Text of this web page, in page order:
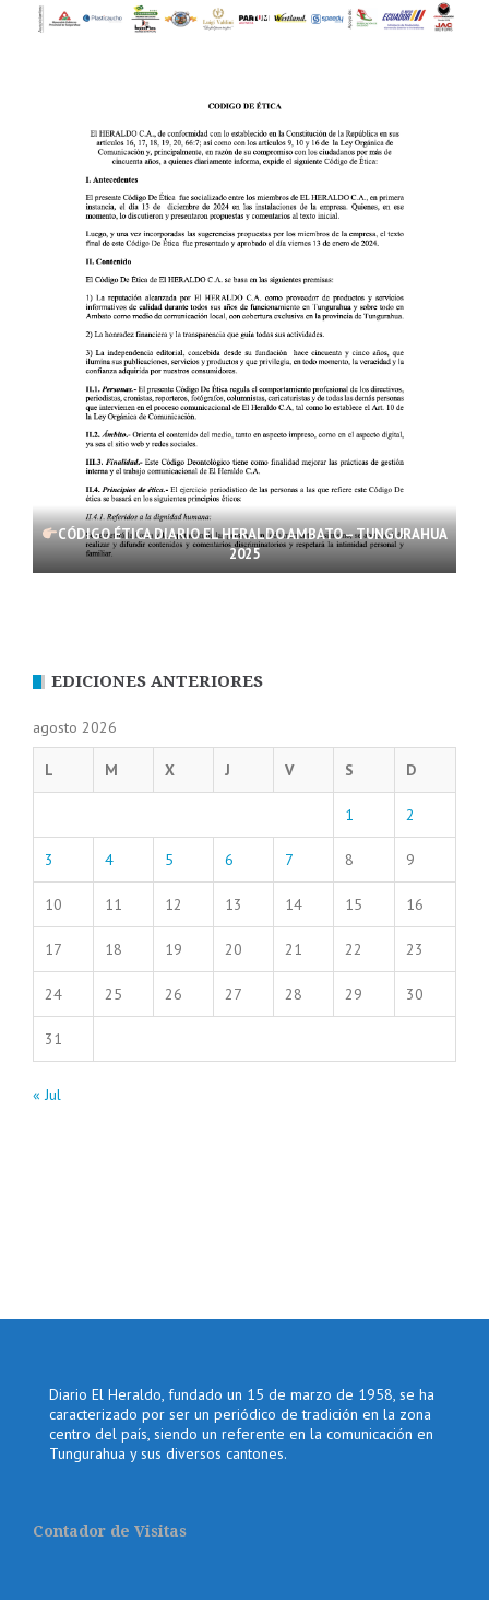
CÓDIGO ÉTICA DIARIO EL HERALDO AMBATO – TUNGURAHUA
2025
EDICIONES ANTERIORES
agosto 2026
L M X J V S D
1 2
3 4 5 6 7 8 9
10 11 12 13 14 15 16
17 18 19 20 21 22 23
24 25 26 27 28 29 30
31
« Jul
Diario El Heraldo, fundado un 15 de marzo de 1958, se ha
caracterizado por ser un periódico de tradición en la zona
centro del país, siendo un referente en la comunicación en
Tungurahua y sus diversos cantones.
Contador de Visitas